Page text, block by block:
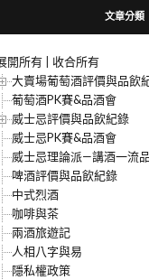
文章分類
開所有
收合所有
大賣場葡萄酒評價與品飲
葡萄酒PK賽&品酒會
威士忌評價與品飲紀錄
威士忌PK賽&品酒會
威士忌理論派—講酒一流
啤酒評價與品飲紀錄
中式烈酒
咖啡與茶
兩酒旅遊記
人相八字與易
隱私權政策